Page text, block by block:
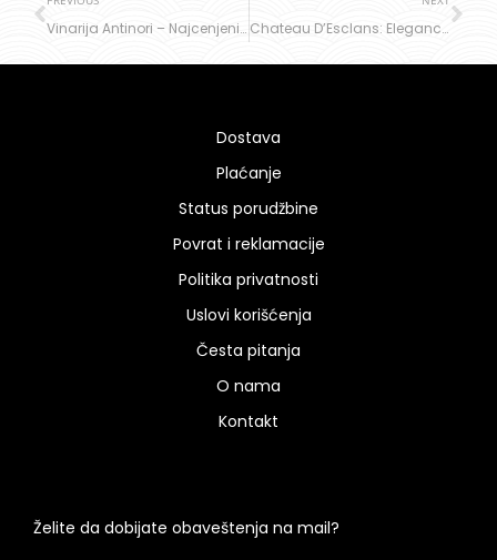
Vinarija Antinori – Najcenjeniji vinski brend Chateau D’Esclans: Elegancija i istorija Provanse
Dostava
Plaćanje
Status porudžbine
Povrat i reklamacije
Politika privatnosti
Uslovi korišćenja
Česta pitanja
O nama
Kontakt
Želite da dobijate obaveštenja na mail?